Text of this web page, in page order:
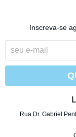
Inscreva-se
Rua Dr. Gabriel